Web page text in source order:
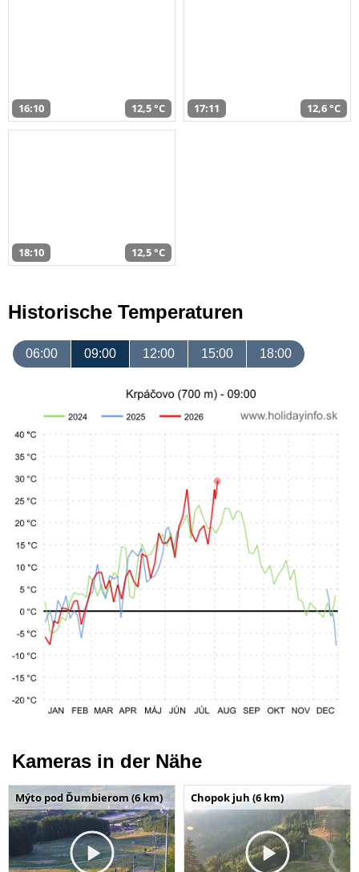
16:10 12,5 °C 17:11 12,6 °C
18:10 12,5 °C
Historische Temperaturen
06:00 09:00 12:00 15:00 18:00
Kameras in der Nähe
Mýto pod Ďumbierom (6 km) Chopok juh (6 km)